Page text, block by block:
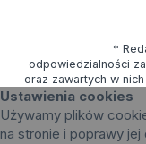
*
odpowiedzialności
oraz zawartych w
Ustawienia cookies
Używamy plików
na stronie i poprawy jej